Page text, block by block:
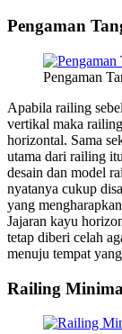
Pengaman
Pengaman
Apabila railing
vertikal maka
horizontal. Sama
utama dari railing
desain dan model
nyatanya cukup
yang
Jajaran kayu
tetap diberi celah
menuju tempat
Railing